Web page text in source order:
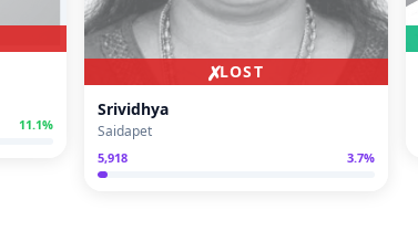
11.1%
✗LOST
Srividhya
Saidapet
5,918 3.7%